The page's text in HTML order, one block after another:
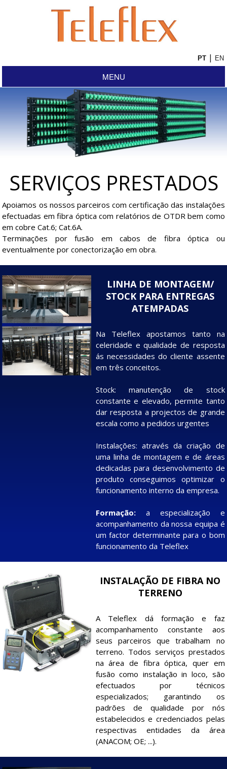
|
MENU
SERVIÇOS PRESTADOS
Apoiamos os nossos parceiros com certificação das instalações
efectuadas em fibra óptica com relatórios de OTDR bem como
em cobre Cat.6; Cat.6A.
Terminações por fusão em cabos de fibra óptica ou
eventualmente por conectorização em obra.
LINHA DE MONTAGEM/
STOCK PARA ENTREGAS
ATEMPADAS
Na Teleflex apostamos tanto na
celeridade e qualidade de resposta
ás necessidades do cliente assente
em três conceitos.
Stock: manutenção de stock
constante e elevado, permite tanto
dar resposta a projectos de grande
escala como a pedidos urgentes
Instalações: através da criação de
uma linha de montagem e de áreas
dedicadas para desenvolvimento de
produto conseguimos optimizar o
funcionamento interno da empresa.
Formação:a especialização e
acompanhamento da nossa equipa é
um factor determinante para o bom
funcionamento da Teleflex
INSTALAÇÃO DE FIBRA NO
TERRENO
A Teleflex dá formação e faz
acompanhamento constante aos
seus parceiros que trabalham no
terreno. Todos serviços prestados
na área de fibra óptica, quer em
fusão como instalação in loco, são
efectuados por técnicos
especializados; garantindo os
padrões de qualidade por nós
estabelecidos e credenciados pelas
respectivas entidades da área
(ANACOM; OE; ...).